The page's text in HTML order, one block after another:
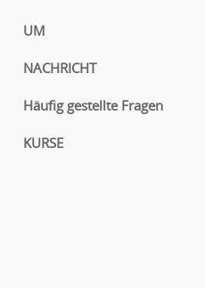
UM
NACHRICHT
Häufig gestellte Fragen
KURSE